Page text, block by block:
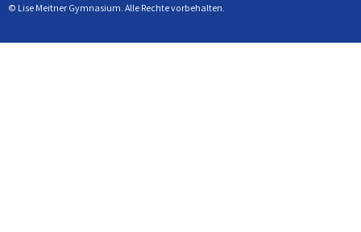
© Lise Meitner Gymnasium. Alle Rechte vorbehalten.